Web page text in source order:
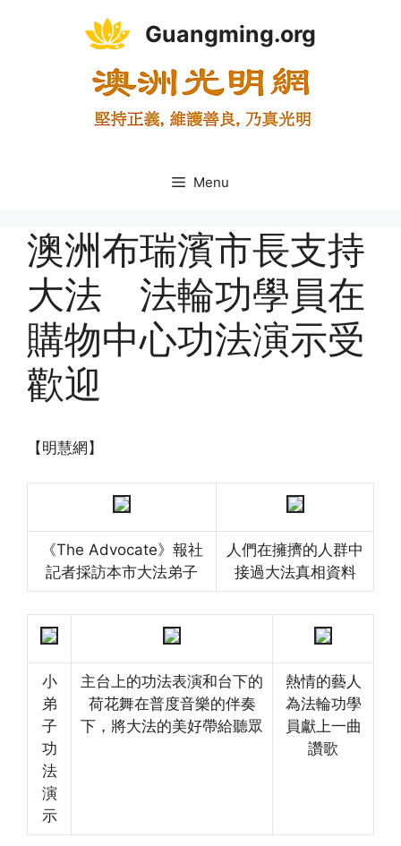
Guangming.org
Menu
澳洲布瑞濱市長支持
大法 法輪功學員在
購物中心功法演示受
歡迎
【明慧網】
《The Advocate》報社
記者採訪本市大法弟子
人們在擁擠的人群中
接過大法真相資料
小
弟
子
功
法
演
示
主台上的功法表演和台下的
荷花舞在普度音樂的伴奏
下，將大法的美好帶給聽眾
熱情的藝人
為法輪功學
員獻上一曲
讚歌